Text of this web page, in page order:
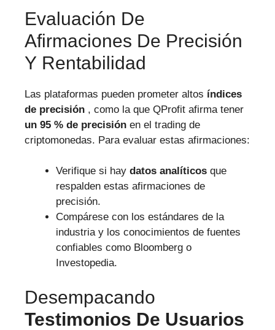
Evaluación De
Afirmaciones De Precisión
Y Rentabilidad
Las plataformas pueden prometer altos índices
de precisión , como la que QProfit afirma tener
un 95 % de precisión en el trading de
criptomonedas. Para evaluar estas afirmaciones:
Verifique si hay datos analíticos que
respalden estas afirmaciones de
precisión.
Compárese con los estándares de la
industria y los conocimientos de fuentes
confiables como Bloomberg o
Investopedia.
Desempacando
Testimonios De Usuarios